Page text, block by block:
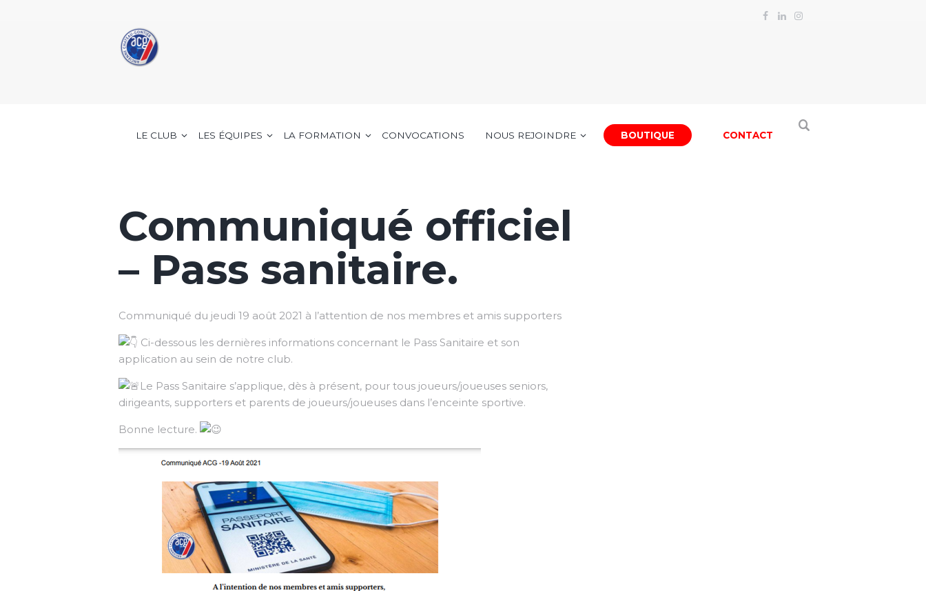
LE CLUB LES ÉQUIPES LA FORMATION CONVOCATIONS NOUS REJOINDRE BOUTIQUE CONTACT
Communiqué officiel
– Pass sanitaire.
Communiqué du jeudi 19 août 2021 à l’attention de nos membres et amis supporters
Ci-dessous les dernières informations concernant le Pass Sanitaire et son
application au sein de notre club.
Le Pass Sanitaire s’applique, dès à présent, pour tous joueurs/joueuses seniors,
dirigeants, supporters et parents de joueurs/joueuses dans l’enceinte sportive.
Bonne lecture.